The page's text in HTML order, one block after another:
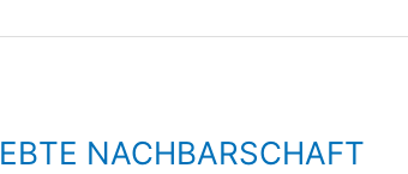
NACHBARSCHAFT